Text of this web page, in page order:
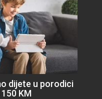
dijete u porodici
KM